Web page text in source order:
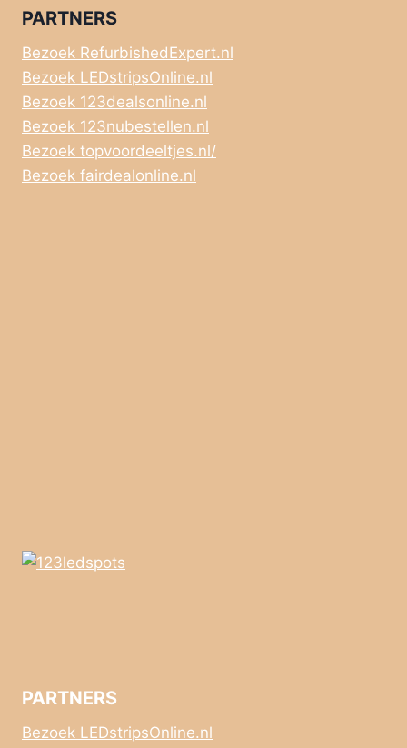
PARTNERS
Bezoek RefurbishedExpert.nl
Bezoek LEDstripsOnline.nl
Bezoek 123dealsonline.nl
Bezoek 123nubestellen.nl
Bezoek topvoordeeltjes.nl/
Bezoek fairdealonline.nl
PARTNERS
Bezoek LEDstripsOnline.nl